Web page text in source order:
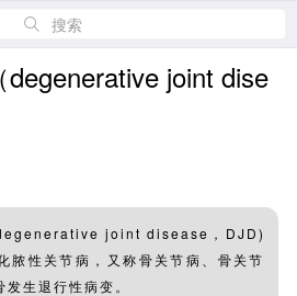
搜索
joint dise
joint disease，DJD)
脓性关节病，又称骨关节病、骨关节
生退行性病变。